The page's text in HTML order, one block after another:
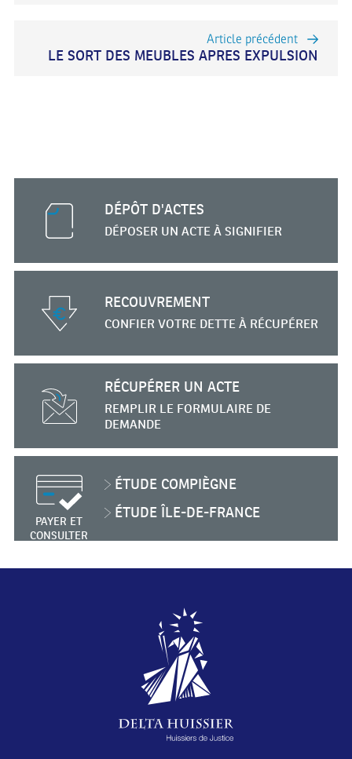
Article précédent
LE SORT DES MEUBLES APRES EXPULSION
DÉPÔT D'ACTES
DÉPOSER UN ACTEÀ SIGNIFIER
RECOUVREMENT
CONFIER VOTRE DETTEÀ RÉCUPÉRER
RÉCUPÉRER UN ACTE
REMPLIR LE FORMULAIRE DE
DEMANDE
PAYER ET
CONSULTER
ÉTUDE COMPIÈGNE
ÉTUDE ÎLE-DE-FRANCE